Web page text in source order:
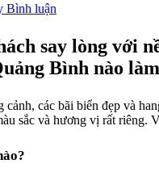
Bình luận
say lòng với
Bình nào
các bãi biển đẹp và
sắc và hương vị rất riêng.